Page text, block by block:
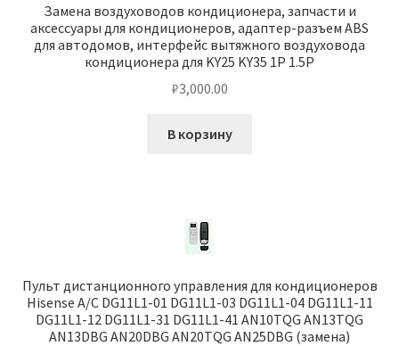
Замена воздуховодов кондиционера, запчасти и
аксессуары для кондиционеров, адаптер-разъем ABS
для автодомов, интерфейс вытяжного воздуховода
кондиционера для KY25 KY35 1P 1.5P
₽3,000.00
В корзину
Пульт дистанционного управления для кондиционеров
Hisense A/C DG11L1-01 DG11L1-03 DG11L1-04 DG11L1-11
DG11L1-12 DG11L1-31 DG11L1-41 AN10TQG AN13TQG
AN13DBG AN20DBG AN20TQG AN25DBG (замена)